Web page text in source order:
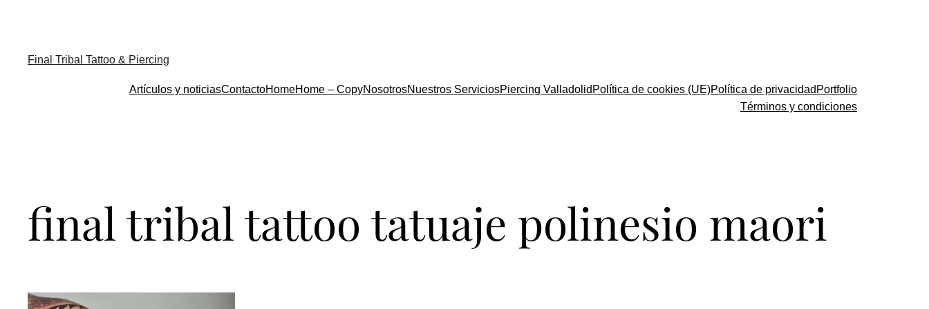
Final Tribal Tattoo & Piercing
Artículos y noticiasContactoHomeHome – CopyNosotrosNuestros ServiciosPiercing Valladolid Política de cookies (UE)Política de privacidad Portfolio
Términos y condiciones
final tribal tattoo tatuaje polinesio maori